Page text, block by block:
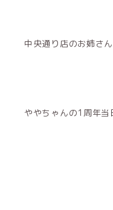
中央通り店のお姉さ
ややちゃんの1周年当